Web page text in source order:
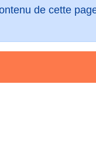
de cette